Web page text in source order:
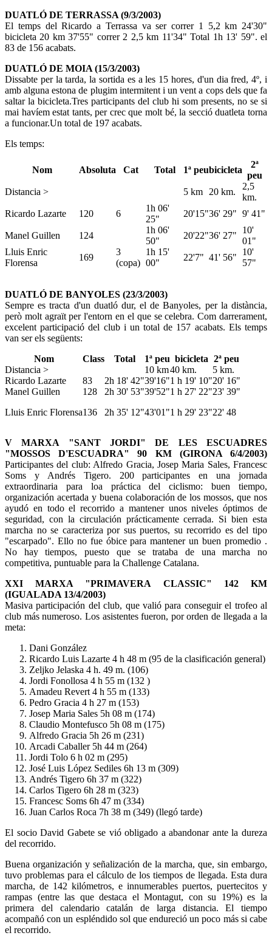
DUATLÓ DE TERRASSA (9/3/2003)
El temps del Ricardo a Terrassa va ser correr 1 5,2 km 24'30"
bicicleta 20 km 37'55" correr 2 2,5 km 11'34" Total 1h 13' 59". el
83 de 156 acabats.
DUATLÓ DE MOIA (15/3/2003)
Dissabte per la tarda, la sortida es a les 15 hores, d'un dia fred, 4º, i
amb alguna estona de plugim intermitent i un vent a cops dels que fa
saltar la bicicleta.Tres participants del club hi som presents, no se si
mai havíem estat tants, per crec que molt bé, la secció duatleta torna
a funcionar.Un total de 197 acabats.
Els temps:
Nom Absoluta Cat Total 1ª peubicicleta
2ª
peu
Distancia >
5 km 20 km.
2,5
km.
Ricardo Lazarte
120 6
1h 06'
25"
20'15"36' 29" 9' 41"
Manel Guillen 124
1h 06'
50"
20'22"36' 27"
10'
01"
Lluis Enric
Florensa
169
3
(copa)
1h 15'
00"
22'7" 41' 56"
10'
57"
DUATLÓ DE BANYOLES (23/3/2003)
Sempre es tracta d'un duatló dur, el de Banyoles, per la distància,
però molt agraït per l'entorn en el que se celebra. Com darrerament,
excelent participació del club i un total de 157 acabats. Els temps
van ser els següents:
Nom
Class Total 1ª peu bicicleta 2ª peu
Distancia >
10 km40 km.
5 km.
Ricardo Lazarte
83 2h 18' 42"39'16"1 h 19' 10"20' 16"
Manel Guillen
128 2h 30' 53"39'52"1 h 27' 22"23' 39"
Lluis Enric Florensa136 2h 35' 12"43'01"1 h 29' 23"22' 48
V MARXA "SANT JORDI" DE LES ESCUADRES
"MOSSOS D'ESCUADRA" 90 KM (GIRONA 6/4/2003)
Participantes del club: Alfredo Gracia, Josep Maria Sales, Francesc
Soms y Andrés Tigero. 200 participantes en una jornada
extraordinaria para loa práctica del ciclismo: buen tiempo,
organización acertada y buena colaboración de los mossos, que nos
ayudó en todo el recorrido a mantener unos niveles óptimos de
seguridad, con la circulación prácticamente cerrada. Si bien esta
marcha no se caracteriza por sus puertos, su recorrido es del tipo
"escarpado". Ello no fue óbice para mantener un buen promedio .
No hay tiempos, puesto que se trataba de una marcha no
competitiva, puntuable para la Challenge Catalana.
XXI MARXA "PRIMAVERA CLASSIC" 142 KM
(IGUALADA 13/4/2003)
Masiva participación del club, que valió para conseguir el trofeo al
club más numeroso. Los asistentes fueron, por orden de llegada a la
meta:
Dani González
Ricardo Luis Lazarte 4 h 48 m (95 de la clasificación general)
Zeljko Jelaska 4 h. 49 m. (106)
Jordi Fonollosa 4 h 55 m (132 )
Amadeu Revert 4 h 55 m (133)
Pedro Gracia 4 h 27 m (153)
Josep Maria Sales 5h 08 m (174)
Claudio Montefusco 5h 08 m (175)
Alfredo Gracia 5h 26 m (231)
Arcadi Caballer 5h 44 m (264)
Jordi Tolo 6 h 02 m (295)
José Luis López Sediles 6h 13 m (309)
Andrés Tigero 6h 37 m (322)
Carlos Tigero 6h 28 m (323)
Francesc Soms 6h 47 m (334)
Juan Carlos Roca 7h 38 m (349) (llegó tarde)
El socio David Gabete se vió obligado a abandonar ante la dureza
del recorrido.
Buena organización y señalización de la marcha, que, sin embargo,
tuvo problemas para el cálculo de los tiempos de llegada. Esta dura
marcha, de 142 kilómetros, e innumerables puertos, puertecitos y
rampas (entre las que destaca el Montagut, con su 19%) es la
primera del calendario catalán de larga distancia. El tiempo
acompañó con un espléndido sol que endureció un poco más si cabe
el recorrido.